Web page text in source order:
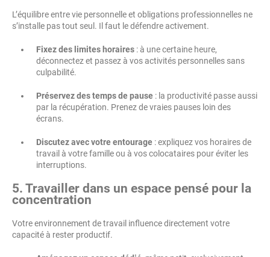
L’équilibre entre vie personnelle et obligations professionnelles ne
s’installe pas tout seul. Il faut le défendre activement.
Fixez des limites horaires : à une certaine heure,
déconnectez et passez à vos activités personnelles sans
culpabilité.
Préservez des temps de pause : la productivité passe aussi
par la récupération. Prenez de vraies pauses loin des
écrans.
Discutez avec votre entourage : expliquez vos horaires de
travail à votre famille ou à vos colocataires pour éviter les
interruptions.
5. Travailler dans un espace pensé pour la
concentration
Votre environnement de travail influence directement votre
capacité à rester productif.